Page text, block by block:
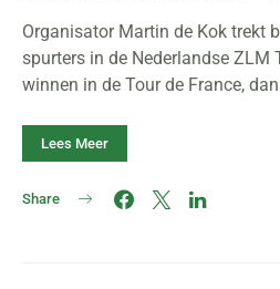
Organisator Martin de Kok trekt
spurters in de Nederlandse ZLM
winnen in de Tour de France,
Lees Meer
Share